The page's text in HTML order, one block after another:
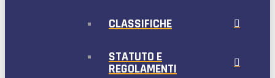
CLASSIFICHE
STATUTO E
REGOLAMENTI